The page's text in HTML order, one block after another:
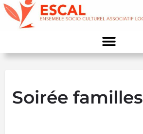
Soirée familles